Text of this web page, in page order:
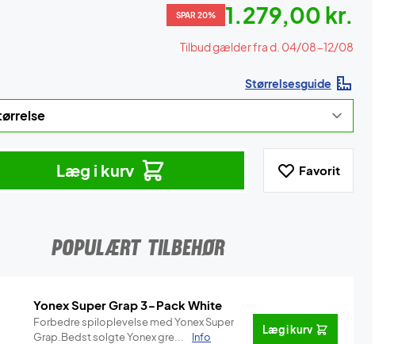
SPAR 20% 1.279,00 kr.
Tilbud gælder fra d. 04/08-12/08
Størrelsesguide
Læg i kurv Favorit
POPULÆRT TILBEHØR
Yonex Super Grap 3-Pack White
Forbedre spiloplevelse med Yonex Super
Grap.Bedst solgte Yonex gre...
Info
Læg i kurv